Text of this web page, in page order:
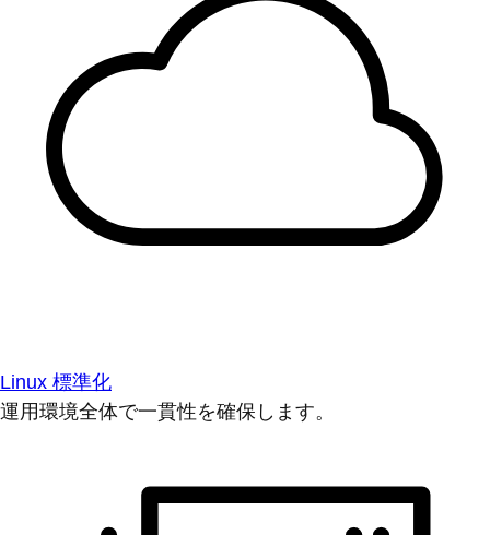
Linux 標準化
運用環境全体で一貫性を確保します。